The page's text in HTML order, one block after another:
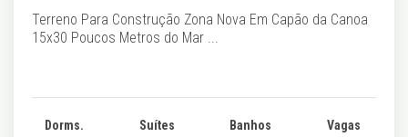
Terreno Para Construção Zona Nova Em Capão da Canoa
15x30 Poucos Metros do Mar ...
Dorms. Suítes Banhos Vagas